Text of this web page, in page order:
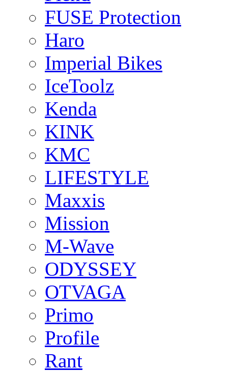
FUSE Protection
Haro
Imperial Bikes
IceToolz
Kenda
KINK
KMC
LIFESTYLE
Maxxis
Mission
M-Wave
ODYSSEY
OTVAGA
Primo
Profile
Rant